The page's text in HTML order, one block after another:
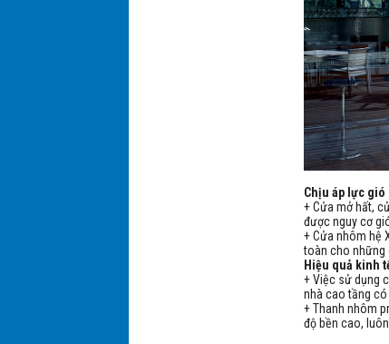
Chịu áp lực gió
+ Cửa mở hất,
được nguy cơ
+ Cửa nhôm hệ
toàn cho
Hiệu quả kinh
+ Việc sử dụng
nhà cao tầng
+ Thanh nhôm
độ bền cao,